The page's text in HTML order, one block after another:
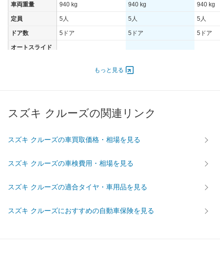
車両重量 940 kg 940 kg 940 kg
定員 5人 5人 5人
ドア数 5ドア 5ドア 5ドア
オートスライド
過給機 - -
前輪サイズ 165/65R15 81S 165/65R15 81S 165/
燃費
WLTC/郊外 - -
もっと見る
スズキ クルーズの関連リンク
スズキ クルーズの車買取価格・相場を見る
スズキ クルーズの車検費用・相場を見る
スズキ クルーズの適合タイヤ・車用品を見る
スズキ クルーズにおすすめの自動車保険を見る